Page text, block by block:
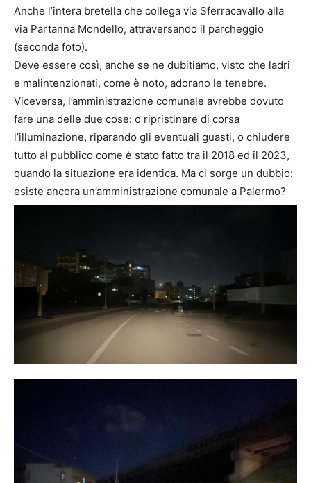
Anche l’intera bretella che collega via Sferracavallo alla
via Partanna Mondello, attraversando il parcheggio
(seconda foto).
Deve essere così, anche se ne dubitiamo, visto che ladri
e malintenzionati, come è noto, adorano le tenebre.
Viceversa, l’amministrazione comunale avrebbe dovuto
fare una delle due cose: o ripristinare di corsa
l’illuminazione, riparando gli eventuali guasti, o chiudere
tutto al pubblico come è stato fatto tra il 2018 ed il 2023,
quando la situazione era identica. Ma ci sorge un dubbio:
esiste ancora un’amministrazione comunale a Palermo?